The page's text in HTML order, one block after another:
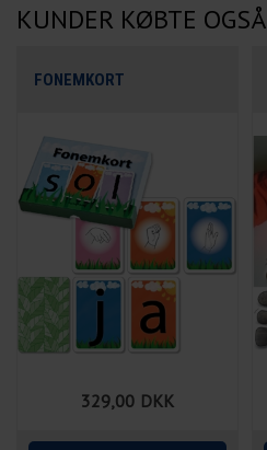
KUNDER KØBTE OGSÅ
FONEMKORT
329,00 DKK